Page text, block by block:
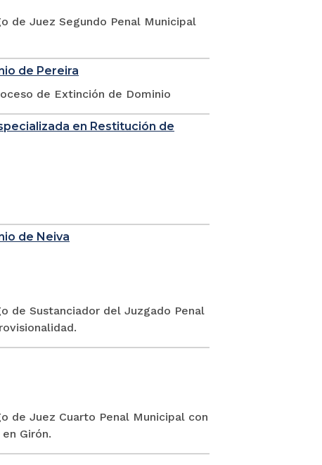
de Juez Segundo Penal Municipal
de Pereira
de Extinción de Dominio
en Restitución de
de Neiva
de Sustanciador del Juzgado Penal
de Juez Cuarto Penal Municipal con
Girón.